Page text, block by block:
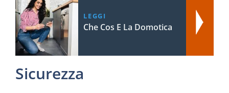
LEGGI
Che Cos E La Domotica
Sicurezza